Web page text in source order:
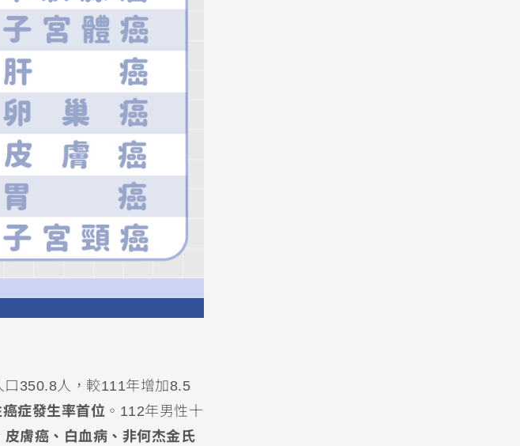
350.8人，較111年增加8.5
症發生率首位 。112年男性十
膚癌、白血病、非何杰金氏